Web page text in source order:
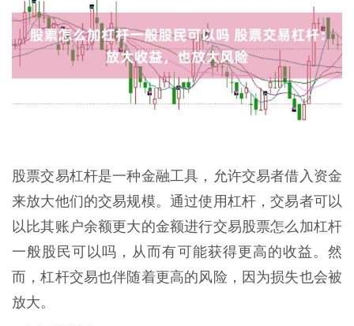
股票交易杠杆是一种金融工具，允许交易者借入资金
来放大他们的交易规模。通过使用杠杆，交易者可以
以比其账户余额更大的金额进行交易股票怎么加杠杆
一般股民可以吗，从而有可能获得更高的收益。然
而，杠杆交易也伴随着更高的风险，因为损失也会被
放大。